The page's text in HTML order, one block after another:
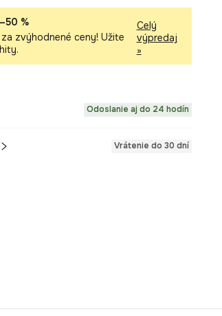
%
zvýhodnené ceny! Užite
Celý
výpredaj
»
Odoslanie aj do 24 hodín
Vrátenie do 30 dní